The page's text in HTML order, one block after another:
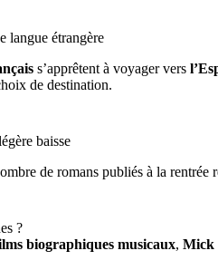
langue étrangère
s’apprêtent à voyager vers
de destination.
baisse
de romans publiés à la rentrée
?
biographiques musicaux, Mick